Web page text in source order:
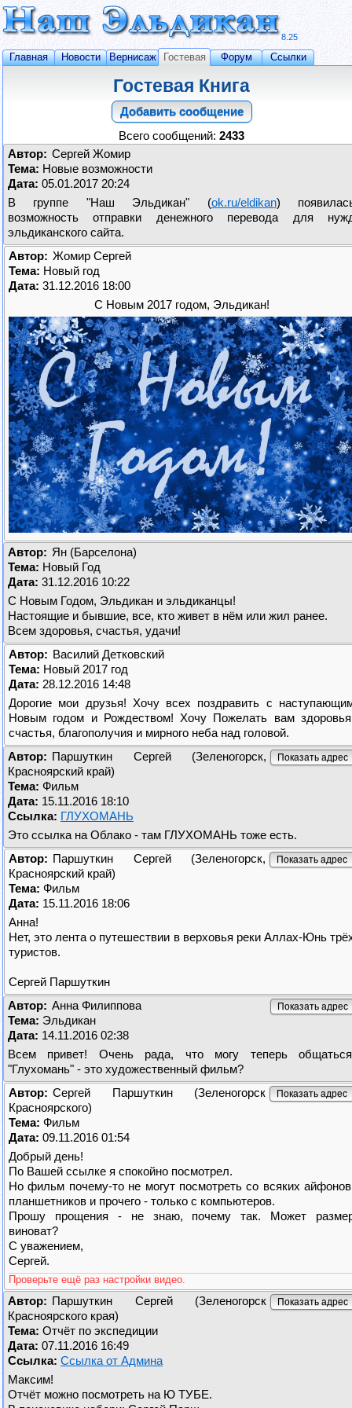
8.25
Главная Новости Вернисаж Гостевая Форум Ссылки
Гостевая Книга
Добавить сообщение
Всего сообщений: 2433
Автор: Сергей Жомир
Тема: Новые возможности
Дата: 05.01.2017 20:24
В группе "Наш Эльдикан" (ok.ru/eldikan)
возможность отправки денежного перевода для
эльдиканского сайта.
Автор: Жомир Сергей
Тема: Новый год
Дата: 31.12.2016 18:00
С Новым 2017 годом, Эльдикан!
Автор: Ян (Барселона)
Тема: Новый Год
Дата: 31.12.2016 10:22
С Новым Годом, Эльдикан и эльдиканцы!
Настоящие и бывшие, все, кто живет в нём или жил ранее.
Всем здоровья, счастья, удачи!
Автор: Василий Детковский
Тема: Новый 2017 год
Дата: 28.12.2016 14:48
Дорогие мои друзья! Хочу всех поздравить с
Новым годом и Рождеством! Хочу Пожелать вам
счастья, благополучия и мирного неба над головой.
Пoказaть адpеc
Автор: Паршуткин Сергей (Зеленогорск,
Красноярский край)
Тема: Фильм
Дата: 15.11.2016 18:10
Ссылка: ГЛУХОМАНЬ
Это ссылка на Облако - там ГЛУХОМАНЬ тоже есть.
Пoказaть адpеc
Автор: Паршуткин Сергей (Зеленогорск,
Красноярский край)
Тема: Фильм
Дата: 15.11.2016 18:06
Анна!
Нет, это лента о путешествии в верховья реки Аллах-Юнь
туристов.
Сергей Паршуткин
Пoказaть адpеc
Автор: Анна Филиппова
Тема: Эльдикан
Дата: 14.11.2016 02:38
Всем привет! Очень рада, что могу теперь
"Глухомань" - это художественный фильм?
Пoказaть адpеc
Автор: Сергей Паршуткин (Зеленогорск
Красноярского)
Тема: Фильм
Дата: 09.11.2016 01:54
Добрый день!
По Вашей ссылке я спокойно посмотрел.
Но фильм почему-то не могут посмотреть со всяких
планшетников и прочего - только с компьютеров.
Прошу прощения - не знаю, почему так. Может
виноват?
С уважением,
Сергей.
Проверьте ещё раз настройки видео.
Пoказaть адpеc
Автор: Паршуткин Сергей (Зеленогорск
Красноярского края)
Тема: Отчёт по экспедиции
Дата: 07.11.2016 16:49
Ссылка: Ссылка от Админа
Максим!
Отчёт можно посмотреть на Ю ТУБЕ.